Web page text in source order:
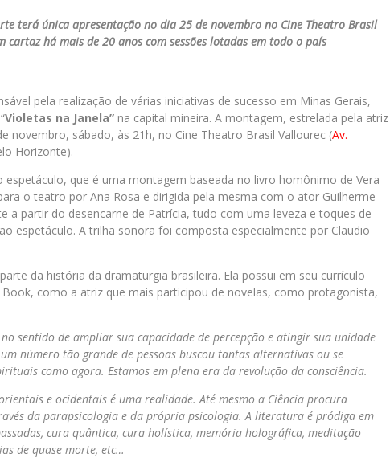
terá única apresentação no dia 25 de novembro no Cine Theatro Brasil
cartaz há mais de 20 anos com sessões lotadas em todo o país
pela realização de várias iniciativas de sucesso em Minas Gerais,
Violetas na Janela” na capital mineira. A montagem, estrelada pela atriz
novembro, sábado, às 21h, no Cine Theatro Brasil Vallourec (Av.
Horizonte).
que é uma montagem baseada no livro homônimo de Vera
o teatro por Ana Rosa e dirigida pela mesma com o ator Guilherme
a partir do desencarne de Patrícia, tudo com uma leveza e toques de
espetáculo. A trilha sonora foi composta especialmente por Claudio
da história da dramaturgia brasileira. Ela possui em seu currículo
como a atriz que mais participou de novelas, como protagonista,
sentido de ampliar sua capacidade de percepção e atingir sua unidade
número tão grande de pessoas buscou tantas alternativas ou se
como agora. Estamos em plena era da revolução da consciência.
e ocidentais é uma realidade. Até mesmo a Ciência procura
da parapsicologia e da própria psicologia. A literatura é pródiga em
cura quântica, cura holística, memória holográfica, meditação
de quase morte, etc…